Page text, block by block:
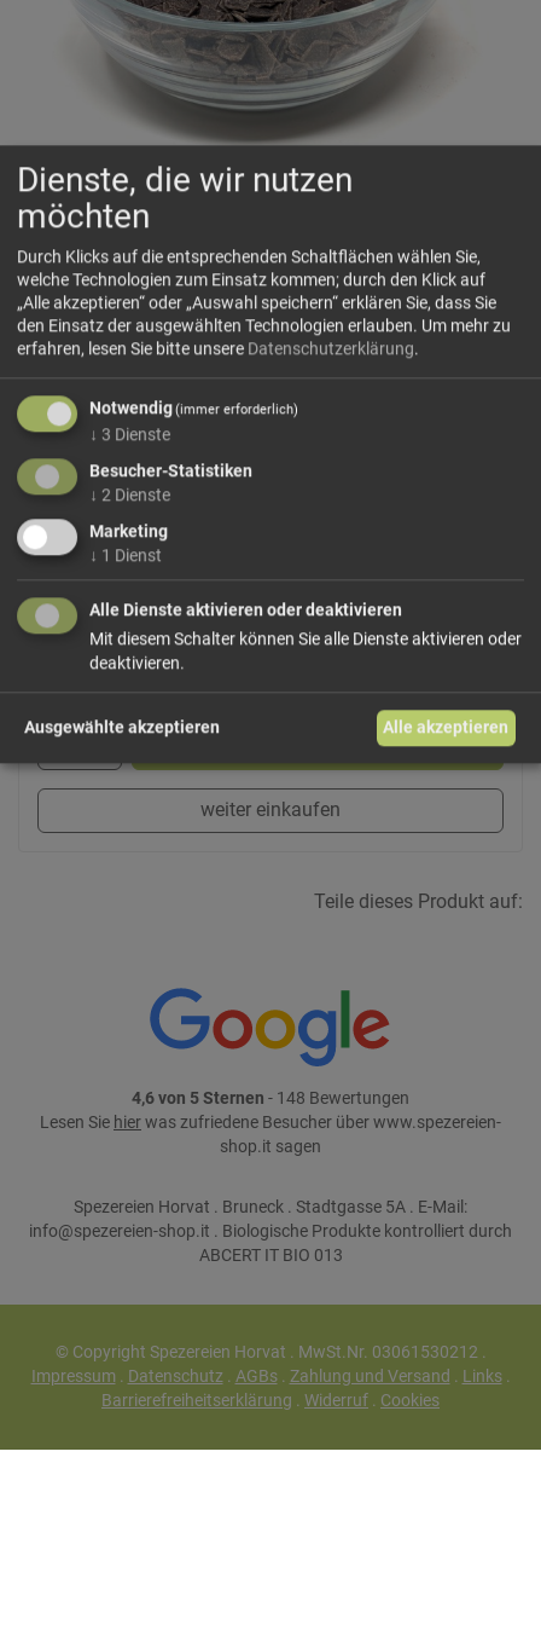
Schokoraspeln Zartbitter
🌡️ Bei heißen Temperaturen von über 25°C können wir leider
keine Garantie geben, dass die Produkte auf dem
Versandweg unversehrt bleiben und nicht geschmolzen bei
Ihnen ankommen.
Feine Zartbitter-Schokoladenraspel mit intensivem
Desserts und Eis oder zum Verfeinern von Cremes und
Backwaren.
Zutaten:Kakaomasse, Zucker, Kakaobutter, Emulgator
Lecithine
Kakao: mindestens 50 %.
Kann Spuren von MILCH und SCHALENFRÜCHTEN
enthalten.
In den Warenkorb
weiter einkaufen
Teile dieses Produkt auf:
4,6 von 5 Sternen - 148 Bewertungen
Lesen Sie hierwas zufriedene Besucher über www.spezereien-
shop.it sagen
Spezereien Horvat . Bruneck . Stadtgasse 5A . E-Mail:
info@spezereien-shop.it . Biologische Produkte kontrolliert durch
ABCERT IT BIO 013
© Copyright Spezereien Horvat . MwSt.Nr. 03061530212 .
Impressum. Datenschutz. AGBs. Zahlung und Versand . Links.
Barrierefreiheitserklärung . Widerruf . Cookies
Dienste, die wir nutzen
möchten
Durch Klicks auf die entsprechenden Schaltflächen wählen Sie,
welche Technologien zum Einsatz kommen; durch den Klick auf
„Alle akzeptieren“ oder „Auswahl speichern“ erklären Sie, dass Sie
den Einsatz der ausgewählten Technologien erlauben. Um mehr zu
erfahren, lesen Sie bitte unsere Datenschutzerklärung.
Notwendig(immer erforderlich)
↓ 3 Dienste
Besucher-Statistiken
↓ 2 Dienste
Marketing
↓ 1 Dienst
Alle Dienste aktivieren oder deaktivieren
Mit diesem Schalter können Sie alle Dienste aktivieren oder
deaktivieren.
Ausgewählte akzeptieren Alle akzeptieren